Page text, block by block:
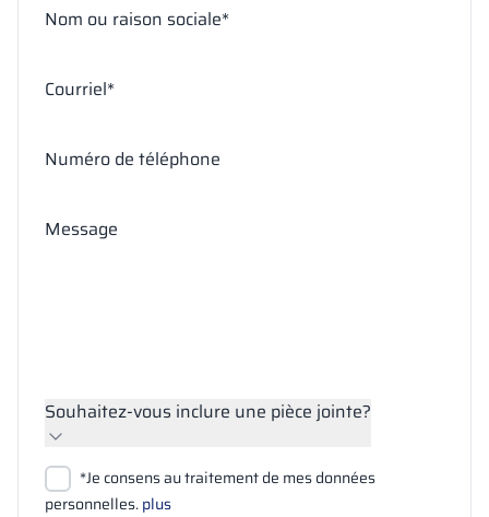
Nom ou raison sociale*
Courriel*
Numéro de téléphone
Message
Souhaitez-vous inclure une pièce jointe?
Joindre des fichiers
Rechercher
*Je consens au traitement de mes données
personnelles.plus